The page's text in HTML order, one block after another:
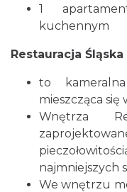
1
kuchennym
Restauracja Śląska
to
mieszcząca
Wnętrza
najmniejszych
We wnętrzu